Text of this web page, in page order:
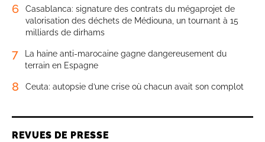
6
Casablanca: signature des contrats du mégaprojet de
valorisation des déchets de Médiouna, un tournant à 15
milliards de dirhams
7
La haine anti-marocaine gagne dangereusement du
terrain en Espagne
8 Ceuta: autopsie d’une crise où chacun avait son complot
REVUES DE PRESSE